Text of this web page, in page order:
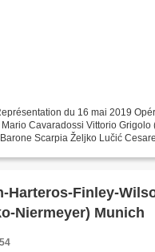
du 16 mai 2019
Cavaradossi Vittorio Grigolo
Scarpia Željko Lučić
Harteros-Finley-
Niermeyer) Munich